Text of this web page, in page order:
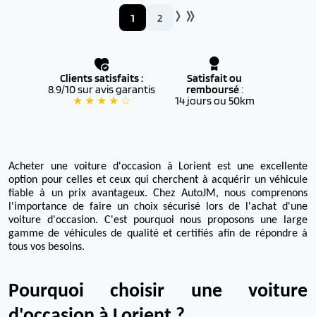
1 2
Clients satisfaits :
8.9/10 sur avis garantis
★ ★ ★ ★ ☆
Satisfait ou
remboursé:
14 jours ou 50km
Acheter une voiture d'occasion à Lorient est une excellente
option pour celles et ceux qui cherchent à acquérir un véhicule
fiable à un prix avantageux. Chez AutoJM, nous comprenons
l'importance de faire un choix sécurisé lors de l'achat d'une
voiture d'occasion. C'est pourquoi nous proposons une large
gamme de véhicules de qualité et certifiés afin de répondre à
tous vos besoins.
Pourquoi choisir une voiture